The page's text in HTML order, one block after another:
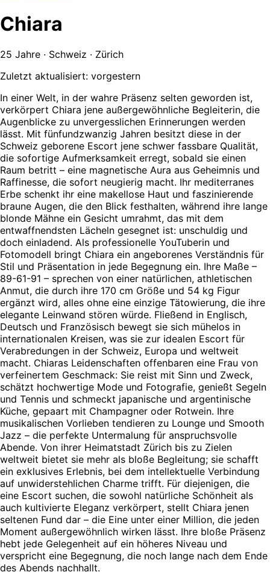
Chiara
25 Jahre · Schweiz · Zürich
Zuletzt aktualisiert: vorgestern
In einer Welt, in der wahre Präsenz selten geworden ist,
verkörpert Chiara jene außergewöhnliche Begleiterin, die
Augenblicke zu unvergesslichen Erinnerungen werden
lässt. Mit fünfundzwanzig Jahren besitzt diese in der
Schweiz geborene Escort jene schwer fassbare Qualität,
die sofortige Aufmerksamkeit erregt, sobald sie einen
Raum betritt – eine magnetische Aura aus Geheimnis und
Raffinesse, die sofort neugierig macht. Ihr mediterranes
Erbe schenkt ihr eine makellose Haut und faszinierende
braune Augen, die den Blick festhalten, während ihre lange
blonde Mähne ein Gesicht umrahmt, das mit dem
entwaffnendsten Lächeln gesegnet ist: unschuldig und
doch einladend. Als professionelle YouTuberin und
Fotomodell bringt Chiara ein angeborenes Verständnis für
Stil und Präsentation in jede Begegnung ein. Ihre Maße –
89-61-91 – sprechen von einer natürlichen, athletischen
Anmut, die durch ihre 170 cm Größe und 54 kg Figur
ergänzt wird, alles ohne eine einzige Tätowierung, die ihre
elegante Leinwand stören würde. Fließend in Englisch,
Deutsch und Französisch bewegt sie sich mühelos in
internationalen Kreisen, was sie zur idealen Escort für
Verabredungen in der Schweiz, Europa und weltweit
macht. Chiaras Leidenschaften offenbaren eine Frau von
verfeinertem Geschmack: Sie reist mit Sinn und Zweck,
schätzt hochwertige Mode und Fotografie, genießt Segeln
und Tennis und schmeckt japanische und argentinische
Küche, gepaart mit Champagner oder Rotwein. Ihre
musikalischen Vorlieben tendieren zu Lounge und Smooth
Jazz – die perfekte Untermalung für anspruchsvolle
Abende. Von ihrer Heimatstadt Zürich bis zu Zielen
weltweit bietet sie mehr als bloße Begleitung; sie schafft
ein exklusives Erlebnis, bei dem intellektuelle Verbindung
auf unwiderstehlichen Charme trifft. Für diejenigen, die
eine Escort suchen, die sowohl natürliche Schönheit als
auch kultivierte Eleganz verkörpert, stellt Chiara jenen
seltenen Fund dar – die Eine unter einer Million, die jeden
Moment außergewöhnlich wirken lässt. Ihre bloße Präsenz
hebt jede Gelegenheit auf ein höheres Niveau und
verspricht eine Begegnung, die noch lange nach dem Ende
des Abends nachhallt.